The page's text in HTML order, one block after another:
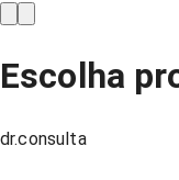
Escolha
dr.consulta